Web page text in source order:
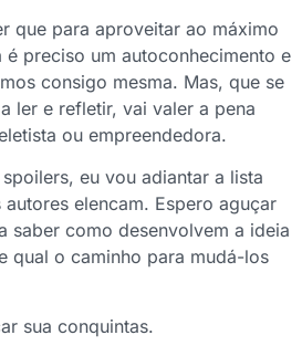
que para aproveitar ao máximo
é preciso um autoconhecimento e
consigo mesma. Mas, que se
ler e refletir, vai valer a pena
ou empreendedora.
eu vou adiantar a lista
elencam. Espero aguçar
saber como desenvolvem a ideia
qual o caminho para mudá-los
sua conquintas.